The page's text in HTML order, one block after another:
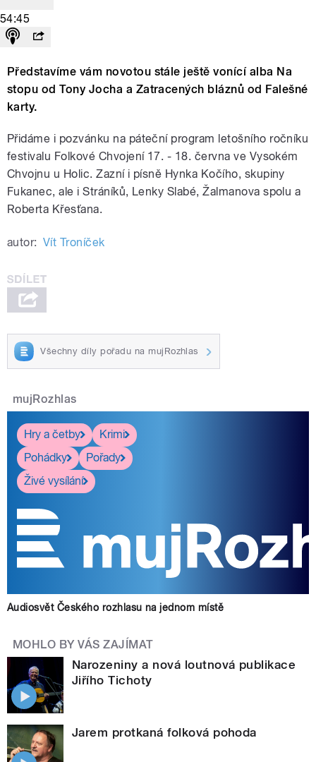
54:45
Představíme vám novotou stále ještě vonící alba Na
stopu od Tony Jocha a Zatracených bláznů od Falešné
karty.
Přidáme i pozvánku na páteční program letošního ročníku
festivalu Folkové Chvojení 17. - 18. června ve Vysokém
Chvojnu u Holic. Zazní i písně Hynka Kočího, skupiny
Fukanec, ale i Stráníků, Lenky Slabé, Žalmanova spolu a
Roberta Křesťana.
autor: Vít Troníček
Všechny díly pořadu na mujRozhlas
mujRozhlas
Hry a četby
Krimi
Pohádky
Pořady
Živé vysílání
Audiosvět Českého rozhlasu na jednom místě
MOHLO BY VÁS ZAJÍMAT
Narozeniny a nová loutnová publikace
Jiřího Tichoty
Jarem protkaná folková pohoda